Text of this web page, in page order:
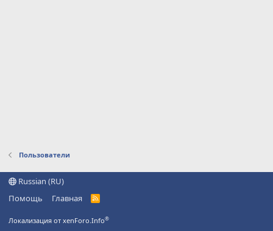
Пользователи
Russian (RU)
Помощь
Главная
R
Локализация от xenForo.Info®